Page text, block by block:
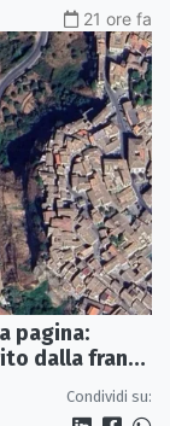
21 ore fa
pagina:
dalla frana
Condividi su: